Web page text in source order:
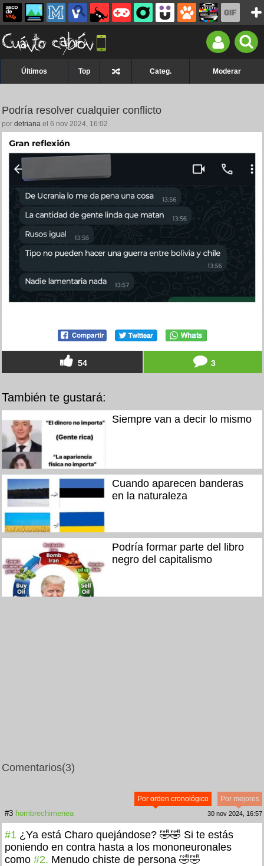
Últimos Top Categ. Moderar
Podría resolver cualquier conflicto
por detriana el 6 nov 2024, 16:02
54 3
También te gustará:
Siempre van a decir lo mismo
Cuando aparecen banderas
en la naturaleza
Podría formar parte del libro
negro del capitalismo
Comentarios(3)
Por mejores
Por orden cronológico
#3 hombrechimenea 30 nov 2024, 16:57
#1 ¿Ya está Charo quejándose? 🤣🤣 Si te estás
poniendo en contra hasta a los mononeuronales
como #2. Menudo chiste de persona 🤣🤣